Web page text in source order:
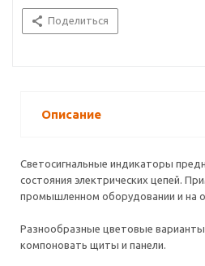
Поделиться
Описание
Светосигнальные индикаторы
состояния электрических цепей.
промышленном оборудовании и на
Разнообразные цветовые
компоновать щиты и панели.